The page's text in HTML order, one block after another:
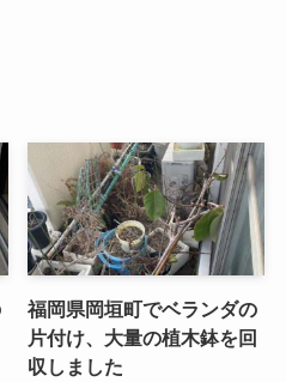
福岡県岡垣町でベランダの
片付け、大量の植木鉢を回
収しました